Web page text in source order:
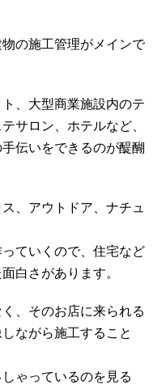
の施工管理がメインで
、大型商業施設内のテ
サロン、ホテルなど、
伝いをできるのが醍醐
、アウトドア、ナチュ
ていくので、住宅など
白さがあります。
、そのお店に来られる
ながら施工すること
ゃっているのを見る